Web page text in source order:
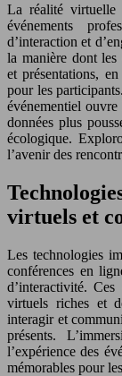
La réalité virtuelle
événements
d’interaction et
la manière dont les
et présentations,
pour les
événementiel
données plus
écologique.
l’avenir des
virtuels et
Les technologies
conférences en
d’interactivité.
virtuels riches et
interagir et
présents.
l’expérience des
mémorables pour